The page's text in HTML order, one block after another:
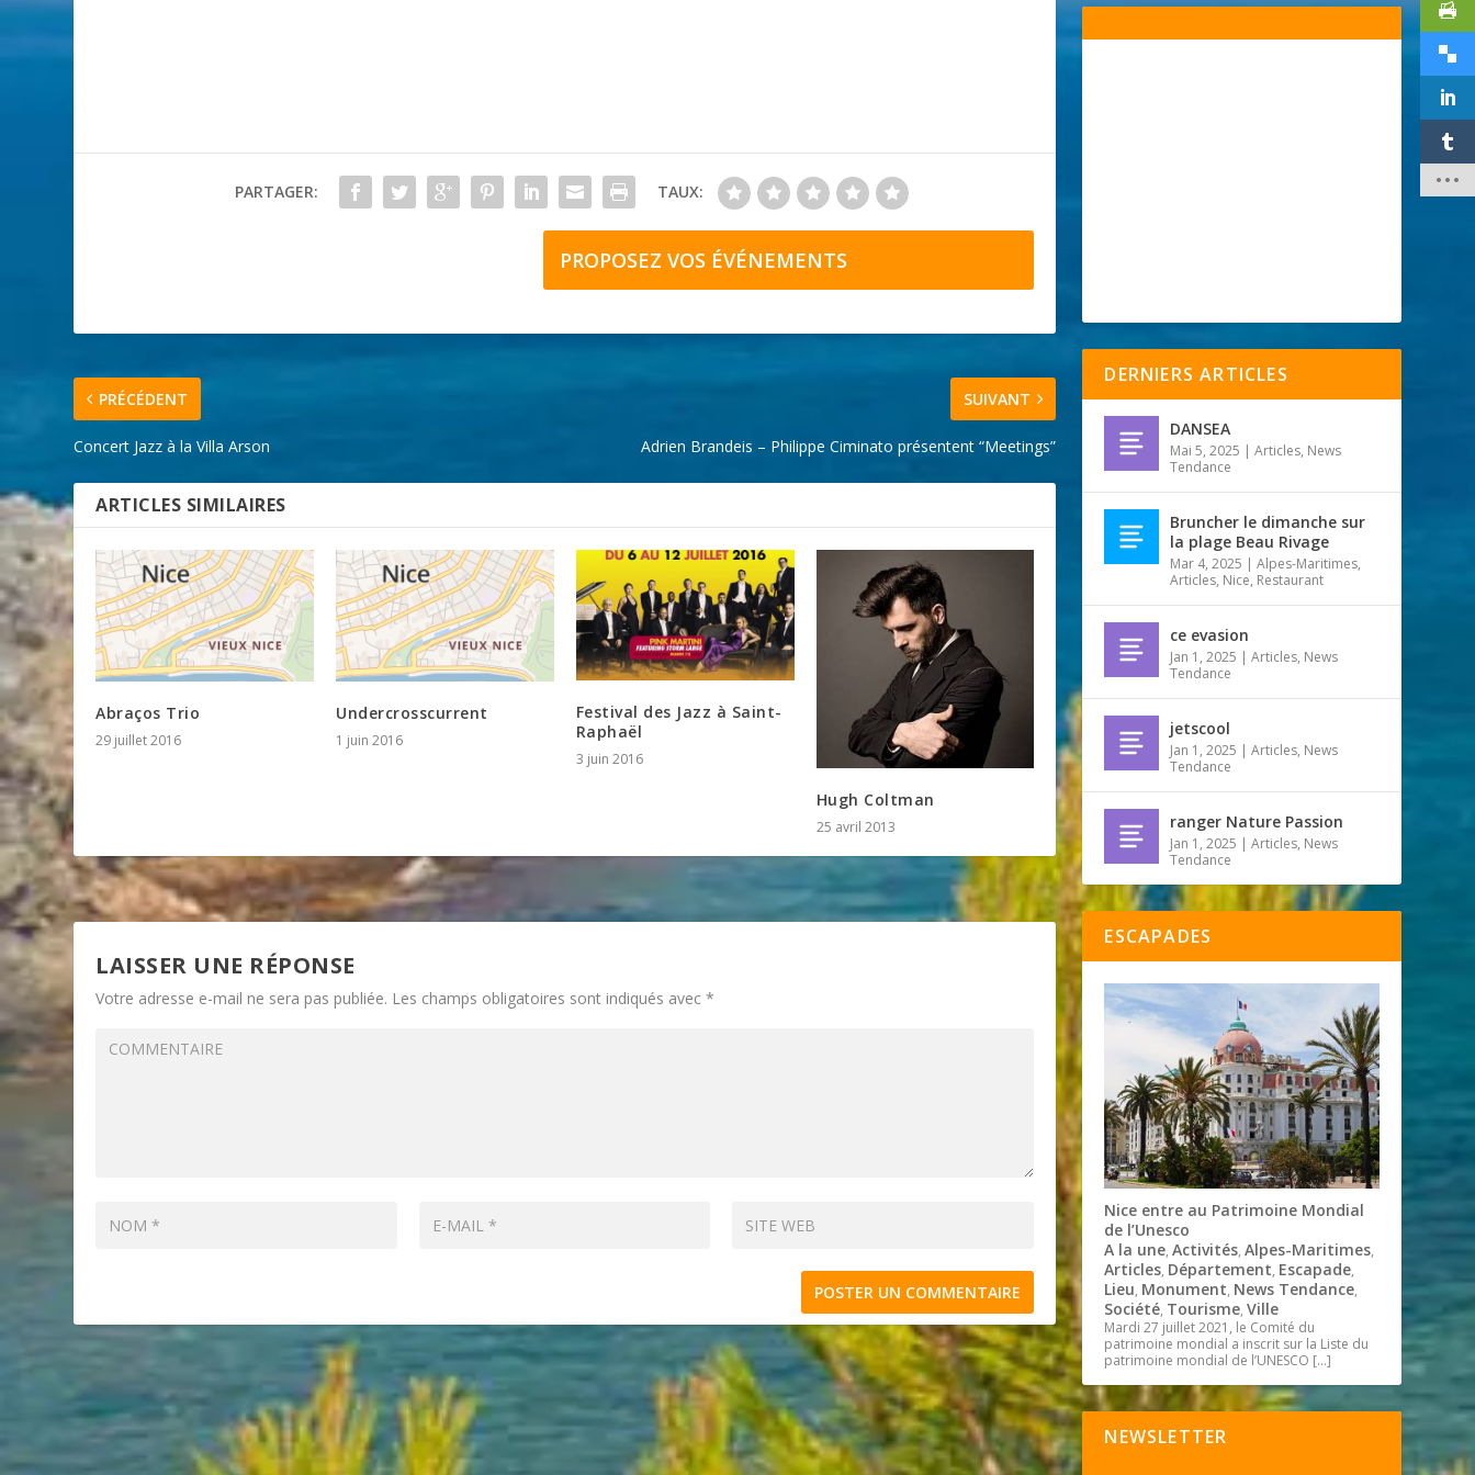
PARTAGER: TAUX:
PROPOSEZ VOS ÉVÉNEMENTS
PRÉCÉDENT
Concert Jazz à la Villa Arson
SUIVANT
Adrien Brandeis – Philippe Ciminato présentent “Meetings”
ARTICLES SIMILAIRES
Abraços Trio
29 juillet 2016
Undercrosscurrent
1 juin 2016
Festival des Jazz à Saint-
Raphaël
3 juin 2016
Hugh Coltman
25 avril 2013
LAISSER UNE RÉPONSE
Votre adresse e-mail ne sera pas publiée. Les champs obligatoires sont indiqués avec*
DERNIERS ARTICLES
DANSEA
Mai 5, 2025 |Articles, News
Tendance
Bruncher le dimanche sur
la plage Beau Rivage
Mar 4, 2025 |Alpes-Maritimes,
Articles, Nice, Restaurant
ce evasion
Jan 1, 2025 |Articles, News
Tendance
jetscool
Jan 1, 2025 |Articles, News
Tendance
ranger Nature Passion
Jan 1, 2025 |Articles, News
Tendance
ESCAPADES
Nice entre au Patrimoine Mondial
de l’Unesco
A la une,Activités,Alpes-Maritimes,
Articles, Département, Escapade,
Lieu, Monument, News Tendance,
Société, Tourisme,Ville
Mardi 27 juillet 2021, le Comité du
patrimoine mondial a inscrit sur la Liste du
patrimoine mondial de l’UNESCO […]
NEWSLETTER